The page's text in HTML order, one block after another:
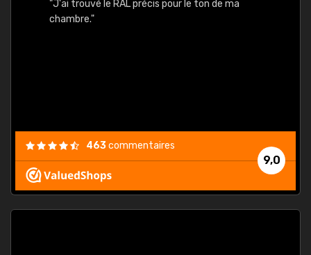
"J'ai trouvé le RAL précis pour le ton de ma
chambre."
9,0
463commentaires